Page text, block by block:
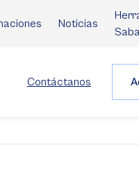
Noticias
Contáctanos